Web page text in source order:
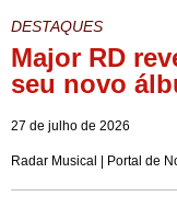
DESTAQUES
Major RD
seu novo
27 de julho de 2026
Radar Musical | Portal de